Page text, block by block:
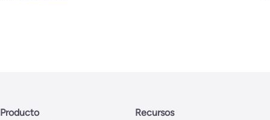
Producto Recursos